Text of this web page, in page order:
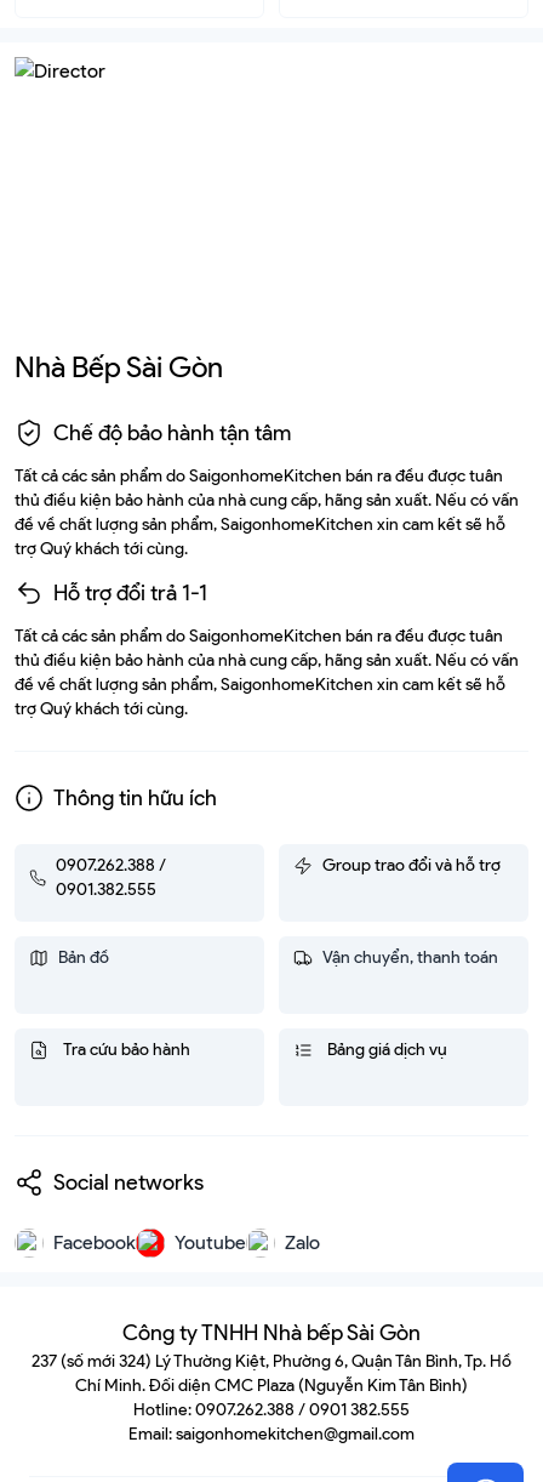
Nhà Bếp Sài Gòn
Chế độ bảo hành tận tâm
Tất cả các sản phẩm do SaigonhomeKitchen bán ra đều được tuân
thủ điều kiện bảo hành của nhà cung cấp, hãng sản xuất. Nếu có vấn
đề về chất lượng sản phẩm, SaigonhomeKitchen xin cam kết sẽ hỗ
trợ Quý khách tới cùng.
Hỗ trợ đổi trả 1-1
Tất cả các sản phẩm do SaigonhomeKitchen bán ra đều được tuân
thủ điều kiện bảo hành của nhà cung cấp, hãng sản xuất. Nếu có vấn
đề về chất lượng sản phẩm, SaigonhomeKitchen xin cam kết sẽ hỗ
trợ Quý khách tới cùng.
Thông tin hữu ích
0907.262.388 /
0901.382.555
Group trao đổi và hỗ trợ
Bản đồ Vận chuyển, thanh toán
Tra cứu bảo hành Bảng giá dịch vụ
Social networks
Facebook Youtube Zalo
Công ty TNHH Nhà bếp Sài Gòn
237 (số mới 324) Lý Thường Kiệt, Phường 6, Quận Tân Bình, Tp. Hồ
Chí Minh. Đối diện CMC Plaza (Nguyễn Kim Tân Bình)
Hotline: 0907.262.388 / 0901 382.555
Email: saigonhomekitchen@gmail.com